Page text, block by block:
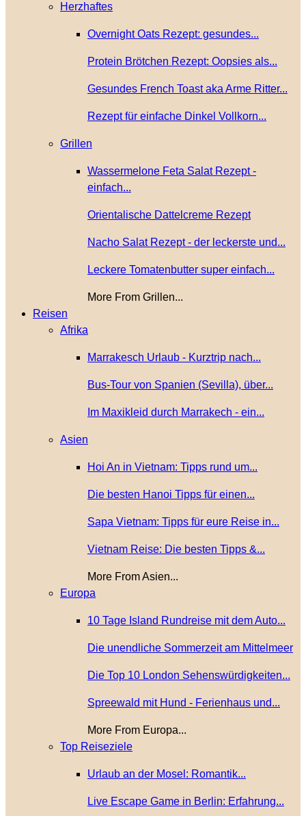
Herzhaftes
Overnight Oats Rezept: gesundes...
Protein Brötchen Rezept: Oopsies als...
Gesundes French Toast aka Arme Ritter...
Rezept für einfache Dinkel Vollkorn...
Grillen
Wassermelone Feta Salat Rezept -
einfach...
Orientalische Dattelcreme Rezept
Nacho Salat Rezept - der leckerste und...
Leckere Tomatenbutter super einfach...
More From Grillen...
Reisen
Afrika
Marrakesch Urlaub - Kurztrip nach...
Bus-Tour von Spanien (Sevilla), über...
Im Maxikleid durch Marrakech - ein...
Asien
Hoi An in Vietnam: Tipps rund um...
Die besten Hanoi Tipps für einen...
Sapa Vietnam: Tipps für eure Reise in...
Vietnam Reise: Die besten Tipps &...
More From Asien...
Europa
10 Tage Island Rundreise mit dem Auto...
Die unendliche Sommerzeit am Mittelmeer
Die Top 10 London Sehenswürdigkeiten...
Spreewald mit Hund - Ferienhaus und...
More From Europa...
Top Reiseziele
Urlaub an der Mosel: Romantik...
Live Escape Game in Berlin: Erfahrung...